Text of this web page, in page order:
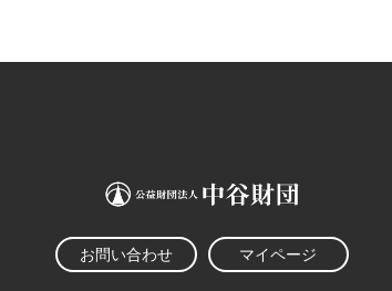
お問い合わせ マイページ